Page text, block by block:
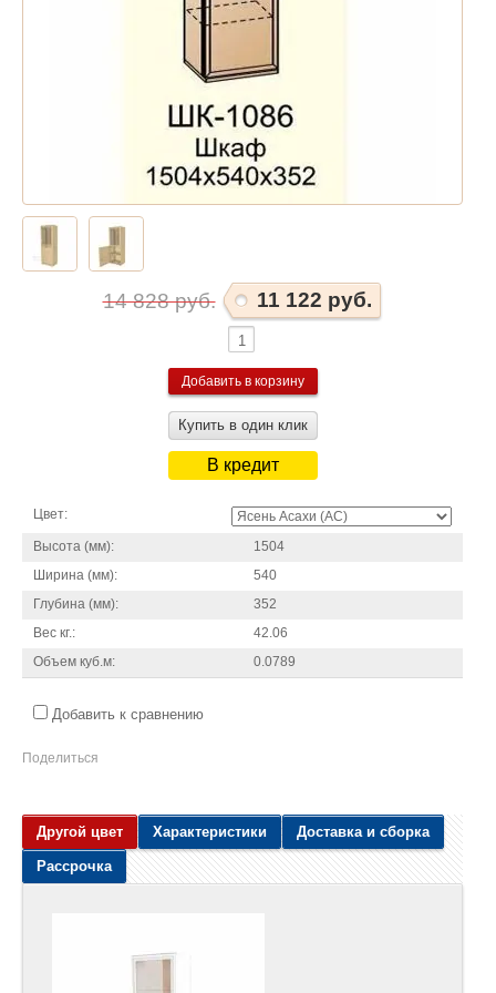
14 828 руб. 11 122 руб.
Купить в один клик
В кредит
Цвет:
Высота (мм):
1504
Ширина (мм):
540
Глубина (мм):
352
Вес кг.:
42.06
Объем куб.м:
0.0789
Добавить к сравнению
Поделиться
Другой цвет Характеристики Доставка и сборка
Рассрочка